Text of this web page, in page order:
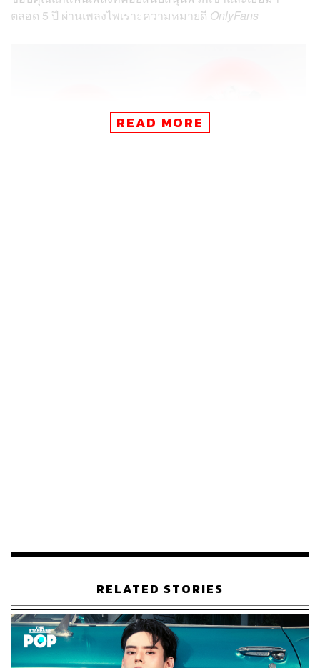
ตลอด 5 ปี ผ่านเพลงไพเราะความหมายดี OnlyFans
YUPP! โดยเฉพาะท่อนของ GeniePak และ AINN ที่แทรก
READ MORE
RELATED STORIES